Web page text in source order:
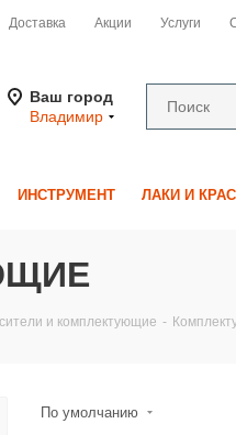
Доставка Акции Услуги
Ваш город
Владимир
ИНСТРУМЕНТ ЛАКИ И
и комплектующие -
По умолчанию